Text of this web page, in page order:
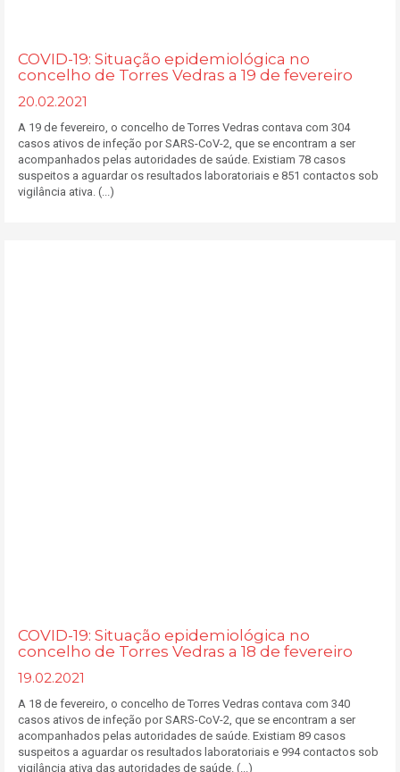
COVID-19: Situação epidemiológica no
concelho de Torres Vedras a 19 de fevereiro
20.02.2021
A 19 de fevereiro, o concelho de Torres Vedras contava com 304
casos ativos de infeção por SARS-CoV-2, que se encontram a ser
acompanhados pelas autoridades de saúde. Existiam 78 casos
suspeitos a aguardar os resultados laboratoriais e 851 contactos sob
vigilância ativa. (...)
COVID-19: Situação epidemiológica no
concelho de Torres Vedras a 18 de fevereiro
19.02.2021
A 18 de fevereiro, o concelho de Torres Vedras contava com 340
casos ativos de infeção por SARS-CoV-2, que se encontram a ser
acompanhados pelas autoridades de saúde. Existiam 89 casos
suspeitos a aguardar os resultados laboratoriais e 994 contactos sob
vigilância ativa das autoridades de saúde. (...)